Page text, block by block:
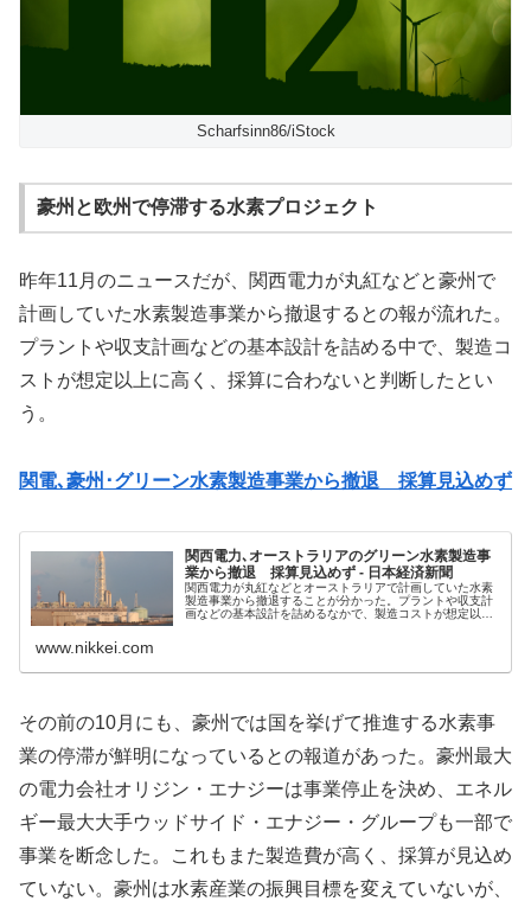
Scharfsinn86/iStock
豪州と欧州で停滞する水素プロジェクト
昨年11月のニュースだが、関西電力が丸紅などと豪州で
計画していた水素製造事業から撤退するとの報が流れた。
プラントや収支計画などの基本設計を詰める中で、製造コ
ストが想定以上に高く、採算に合わないと判断したとい
う。
関電､豪州･グリーン水素製造事業から撤退 採算見込めず
関西電力､オーストラリアのグリーン水素製造事
業から撤退 採算見込めず - 日本経済新聞
関西電力が丸紅などとオーストラリアで計画していた水素
製造事業から撤退することが分かった。プラントや収支計
画などの基本設計を詰めるなかで、製造コストが想定以上
www.nikkei.com
その前の10月にも、豪州では国を挙げて推進する水素事
業の停滞が鮮明になっているとの報道があった。豪州最大
の電力会社オリジン・エナジーは事業停止を決め、エネル
ギー最大大手ウッドサイド・エナジー・グループも一部で
事業を断念した。これもまた製造費が高く、採算が見込め
ていない。豪州は水素産業の振興目標を変えていないが、